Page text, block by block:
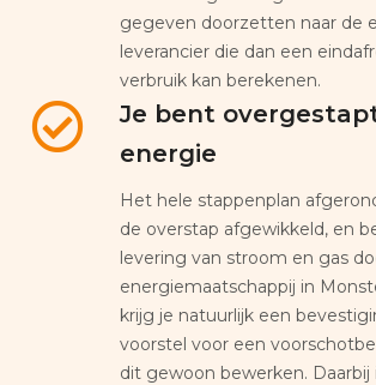
gegeven doorzetten naar de
leverancier die dan een
verbruik kan berekenen.
Je bent
energie
Het hele stappenplan
de overstap afgewikkeld, en
levering van stroom en gas
energiemaatschappij in
krijg je natuurlijk een
voorstel voor een
dit gewoon bewerken. Daarbij